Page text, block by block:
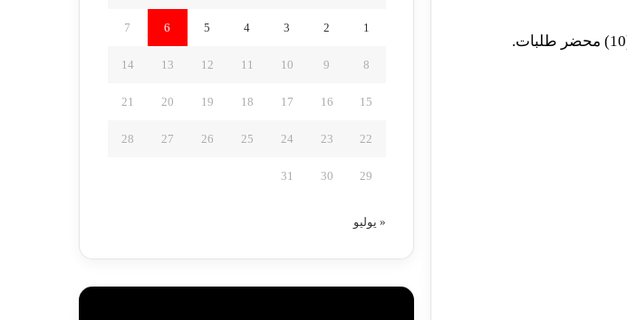
1
2
3
4
5
6
7
8
9
10
11
12
13
14
15
16
17
18
19
20
21
22
23
24
25
26
27
28
29
30
31
« يوليو